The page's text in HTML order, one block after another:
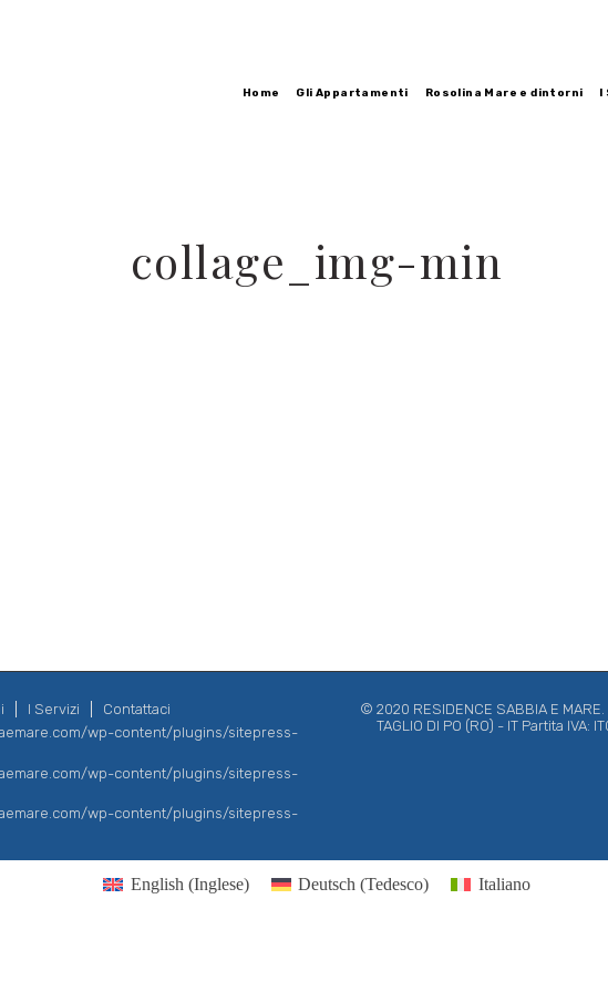
Home Gli Appartamenti Rosolina Mare e dintorni I
collage_img-min
I Servizi
Contattaci
wp-content/plugins/sitepress-
wp-content/plugins/sitepress-
wp-content/plugins/sitepress-
© 2020 RESIDENCE SABBIA E
TAGLIO DI PO (RO) - IT Partita
English (Inglese) Deutsch (Tedesco) Italiano